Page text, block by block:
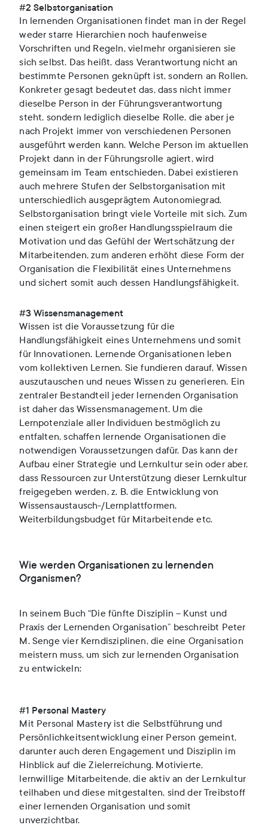
#2 Selbstorganisation
In lernenden Organisationen findet man in der Regel
weder starre Hierarchien noch haufenweise
Vorschriften und Regeln, vielmehr organisieren sie
sich selbst. Das heißt, dass Verantwortung nicht an
bestimmte Personen geknüpft ist, sondern an Rollen.
Konkreter gesagt bedeutet das, dass nicht immer
dieselbe Person in der Führungsverantwortung
steht, sondern lediglich dieselbe Rolle, die aber je
nach Projekt immer von verschiedenen Personen
ausgeführt werden kann. Welche Person im aktuellen
Projekt dann in der Führungsrolle agiert, wird
gemeinsam im Team entschieden. Dabei existieren
auch mehrere Stufen der Selbstorganisation mit
unterschiedlich ausgeprägtem Autonomiegrad.
Selbstorganisation bringt viele Vorteile mit sich. Zum
einen steigert ein großer Handlungsspielraum die
Motivation und das Gefühl der Wertschätzung der
Mitarbeitenden, zum anderen erhöht diese Form der
Organisation die Flexibilität eines Unternehmens
und sichert somit auch dessen Handlungsfähigkeit.
#3 Wissensmanagement
Wissen ist die Voraussetzung für die
Handlungsfähigkeit eines Unternehmens und somit
für Innovationen. Lernende Organisationen leben
vom kollektiven Lernen. Sie fundieren darauf, Wissen
auszutauschen und neues Wissen zu generieren. Ein
zentraler Bestandteil jeder lernenden Organisation
ist daher das Wissensmanagement. Um die
Lernpotenziale aller Individuen bestmöglich zu
entfalten, schaffen lernende Organisationen die
notwendigen Voraussetzungen dafür. Das kann der
Aufbau einer Strategie und Lernkultur sein oder aber,
dass Ressourcen zur Unterstützung dieser Lernkultur
freigegeben werden, z. B. die Entwicklung von
Wissensaustausch-/Lernplattformen,
Weiterbildungsbudget für Mitarbeitende etc.
Wie werden Organisationen zu lernenden
Organismen?
In seinem Buch “Die fünfte Disziplin – Kunst und
Praxis der Lernenden Organisation” beschreibt Peter
M. Senge vier Kerndisziplinen, die eine Organisation
meistern muss, um sich zur lernenden Organisation
zu entwickeln:
#1 Personal Mastery
Mit Personal Mastery ist die Selbstführung und
Persönlichkeitsentwicklung einer Person gemeint,
darunter auch deren Engagement und Disziplin im
Hinblick auf die Zielerreichung. Motivierte,
lernwillige Mitarbeitende, die aktiv an der Lernkultur
teilhaben und diese mitgestalten, sind der Treibstoff
einer lernenden Organisation und somit
unverzichtbar.